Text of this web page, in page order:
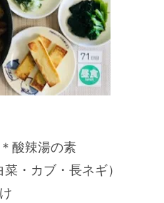
酸辣湯の素
菜・カブ・長ネギ）